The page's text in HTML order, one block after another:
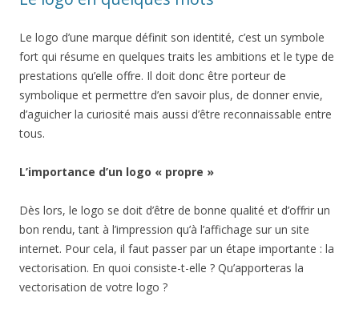
Le logo d’une marque définit son identité, c’est un symbole
fort qui résume en quelques traits les ambitions et le type de
prestations qu’elle offre. Il doit donc être porteur de
symbolique et permettre d’en savoir plus, de donner envie,
d’aguicher la curiosité mais aussi d’être reconnaissable entre
tous.
L’importance d’un logo « propre »
Dès lors, le logo se doit d’être de bonne qualité et d’offrir un
bon rendu, tant à l’impression qu’à l’affichage sur un site
internet. Pour cela, il faut passer par un étape importante : la
vectorisation. En quoi consiste-t-elle ? Qu’apporteras la
vectorisation de votre logo ?